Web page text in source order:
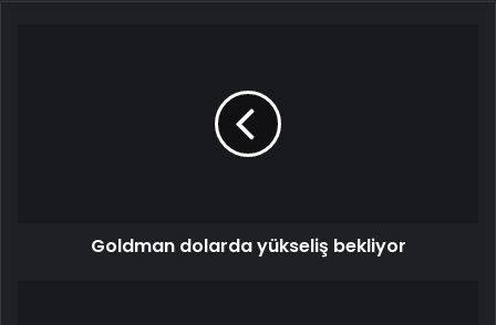
Goldman dolarda yükseliş bekliyor